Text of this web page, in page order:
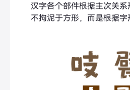
汉字各个部件根据主次关
不拘泥于方形，而是根据字